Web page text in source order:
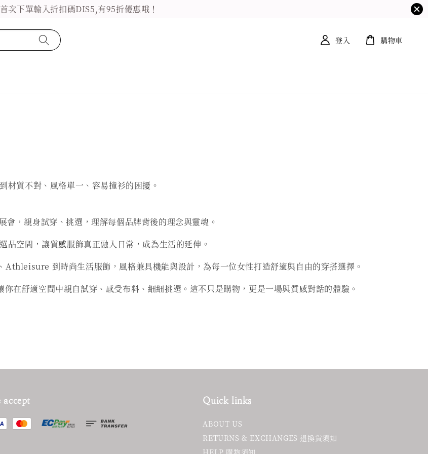
首次下單輸入折扣碼DIS5,有95折優惠哦！
登入 購物車
材質不對、風格單一、容易撞衫的困擾。
，親身試穿、挑選，理解每個品牌背後的理念與靈魂。
空間，讓質感服飾真正融入日常，成為生活的延伸。
到時尚生活服飾，風格兼具機能與設計，為每一位女性打造舒適與自由的穿搭選擇。
你在舒適空間中親自試穿、感受布料、細細挑選。這不只是購物，更是一場與質感對話的體驗。
accept Quick links
ABOUT US
RETURNS & EXCHANGES 退換貨須知
HELP 購物須知